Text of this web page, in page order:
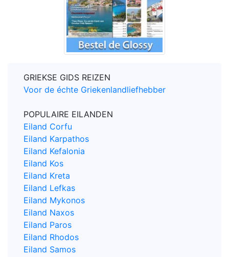
GRIEKSE GIDS REIZEN
Voor de échte Griekenlandliefhebber
POPULAIRE EILANDEN
Eiland Corfu
Eiland Karpathos
Eiland Kefalonia
Eiland Kos
Eiland Kreta
Eiland Lefkas
Eiland Mykonos
Eiland Naxos
Eiland Paros
Eiland Rhodos
Eiland Samos